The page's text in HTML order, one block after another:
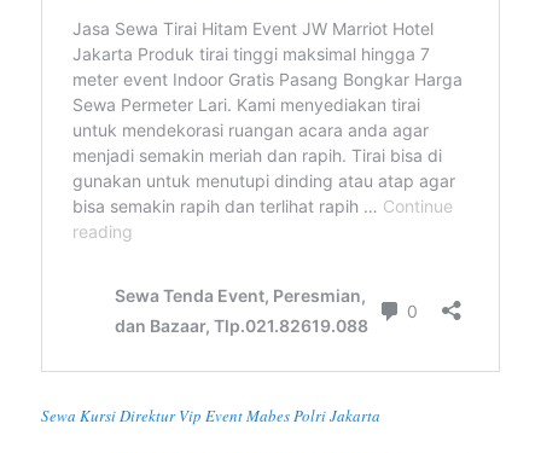
Sewa Kursi Direktur Vip Event Mabes Polri Jakarta